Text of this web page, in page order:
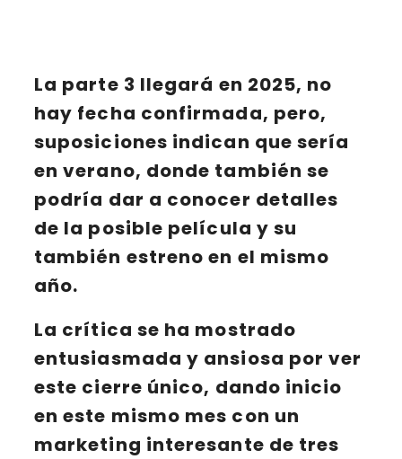
La parte 3 llegará en 2025, no
hay fecha confirmada, pero,
suposiciones indican que sería
en verano, donde también se
podría dar a conocer detalles
de la posible película y su
también estreno en el mismo
año.
La crítica se ha mostrado
entusiasmada y ansiosa por ver
este cierre único, dando inicio
en este mismo mes con un
marketing interesante de tres